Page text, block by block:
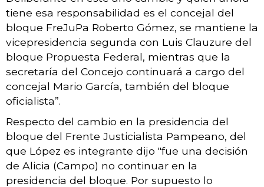
tiene esa responsabilidad es el concejal del
bloque FreJuPa Roberto Gómez, se mantiene la
vicepresidencia segunda con Luis Clauzure del
bloque Propuesta Federal, mientras que la
secretaría del Concejo continuará a cargo del
concejal Mario García, también del bloque
oficialista”.
Respecto del cambio en la presidencia del
bloque del Frente Justicialista Pampeano, del
que López es integrante dijo "fue una decisión
de Alicia (Campo) no continuar en la
presidencia del bloque. Por supuesto lo